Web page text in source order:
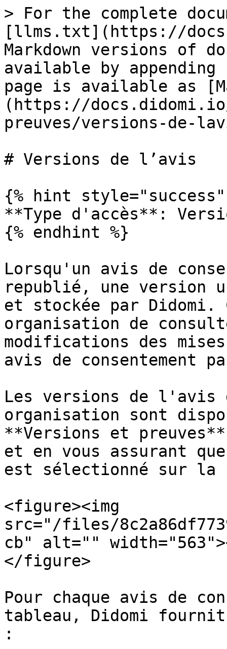
> For the complete
[llms.txt](https://
Markdown versions of
available by
page is available as
(https://
preuves/versions-de-
# Versions de l’avis
{% hint style="success"
**Type d'accès**:
{% endhint %}
Lorsqu'un avis de
republié, une version
et stockée par Didomi.
organisation de
modifications des
avis de consentement
Les versions de l'avis
organisation sont
**Versions et preuves**
et en vous assurant
est sélectionné sur la
<figure><img
src="/files/
cb" alt=""
</figure>
Pour chaque avis de
tableau, Didomi
: